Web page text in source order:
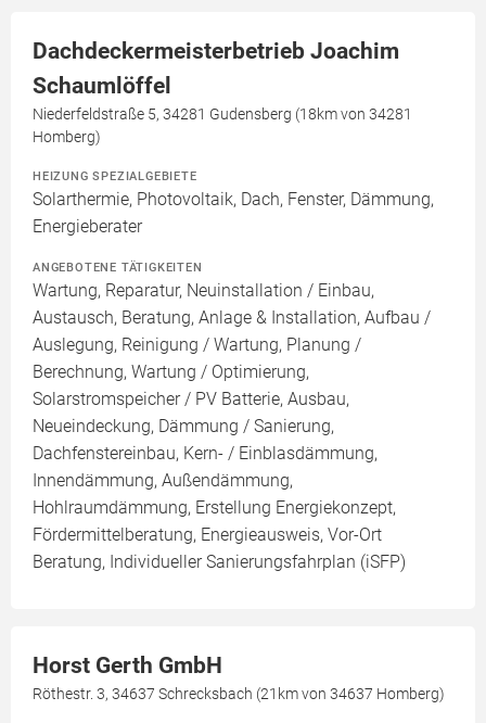
Dachdeckermeisterbetrieb Joachim
Schaumlöffel
Niederfeldstraße 5, 34281 Gudensberg (18km von 34281
Homberg)
HEIZUNG SPEZIALGEBIETE
Solarthermie, Photovoltaik, Dach, Fenster, Dämmung,
Energieberater
ANGEBOTENE TÄTIGKEITEN
Wartung, Reparatur, Neuinstallation / Einbau,
Austausch, Beratung, Anlage & Installation, Aufbau /
Auslegung, Reinigung / Wartung, Planung /
Berechnung, Wartung / Optimierung,
Solarstromspeicher / PV Batterie, Ausbau,
Neueindeckung, Dämmung / Sanierung,
Dachfenstereinbau, Kern- / Einblasdämmung,
Innendämmung, Außendämmung,
Hohlraumdämmung, Erstellung Energiekonzept,
Fördermittelberatung, Energieausweis, Vor-Ort
Beratung, Individueller Sanierungsfahrplan (iSFP)
Horst Gerth GmbH
Röthestr. 3, 34637 Schrecksbach (21km von 34637 Homberg)